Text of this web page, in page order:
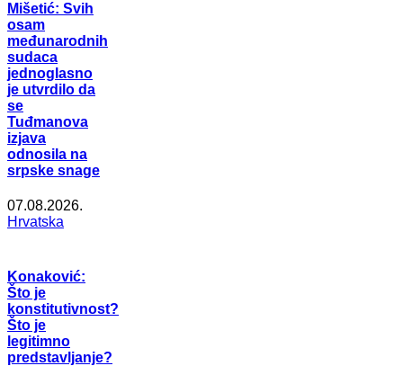
Mišetić: Svih
osam
međunarodnih
sudaca
jednoglasno
je utvrdilo da
se
Tuđmanova
izjava
odnosila na
srpske snage
07.08.2026.
Hrvatska
Konaković:
Što je
konstitutivnost?
Što je
legitimno
predstavljanje?